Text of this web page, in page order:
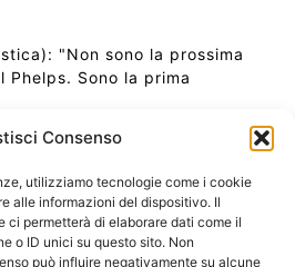
Consenso
utilizziamo tecnologie come i cookie
alle informazioni del dispositivo. Il
ci permetterà di elaborare dati come il
o ID unici su questo sito. Non
può influire negativamente su alcune
"Non sono la prossima
Phelps. Sono la prima
questo momento
Potrebbe Essere per